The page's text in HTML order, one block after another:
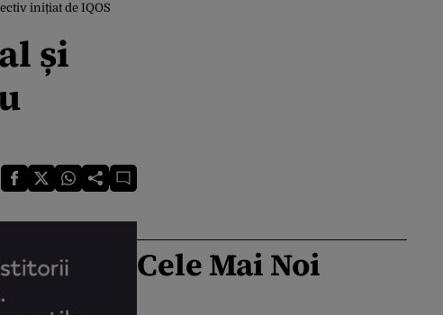
inițiat de IQOS
și
Cele Mai Noi